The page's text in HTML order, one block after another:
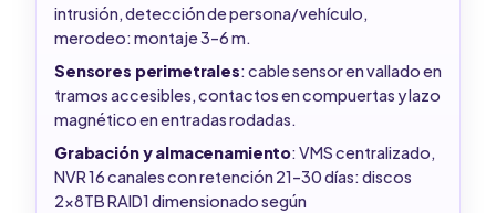
intrusión, detección de persona/vehículo,
merodeo: montaje 3–6 m.
Sensores perimetrales: cable sensor en vallado en
tramos accesibles, contactos en compuertas y lazo
magnético en entradas rodadas.
Grabación y almacenamiento: VMS centralizado,
NVR 16 canales con retención 21–30 días: discos
2x8TB RAID1 dimensionado según